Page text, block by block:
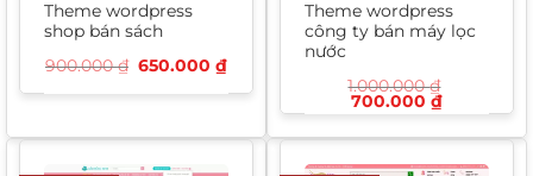
Theme wordpress
shop bán sách
900.000₫ Giá
650.000₫Giá
tại
Theme wordpress
công ty bán máy lọc
nước
1.000.000₫
Giá
1.000.000 ₫.
700.000 ₫Giá
là:
700.000